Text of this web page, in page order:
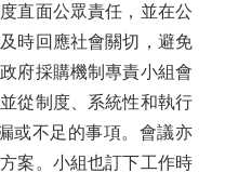
面公眾責任，並在公
時回應社會關切，避免
府採購機制專責小組會
從制度、系統性和執行
或不足的事項。會議亦
案。小組也訂下工作時